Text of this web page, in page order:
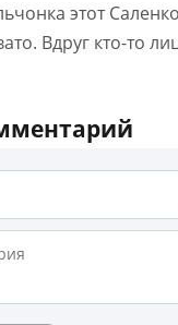
этот
Вдруг кто-то